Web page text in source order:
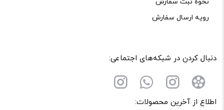
ذخیره نام، ایمیل و وبسایت من در مرورگر برای زمانی که دوباره
دیدگاهی می‌نویسم.
لازم است محتوای ارسالی منطبق برعرف و شئونات جامعه و با
نحوه ثبت سفارش
رویه ارسال سفارش
دنبال کردن در شبکه‌های اجتماعی:
اطلاع از آخرین محصولات: